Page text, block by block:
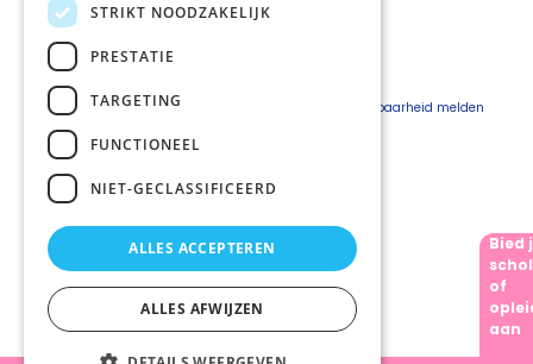
Over Palliaweb
Over PZNL
Pers
Vacatures
Webshop
Privacyverklaring
Beveiligingskwetsbaarheid melden
Bied
of
aan
STRIKT NOODZAKELIJK
PRESTATIE
TARGETING
FUNCTIONEEL
NIET-GECLASSIFICEERD
ALLES ACCEPTEREN
ALLES AFWIJZEN